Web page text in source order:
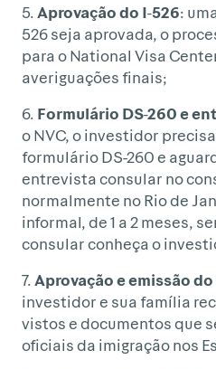
5. Aprovação do I-526:
526 seja aprovada, o
para o National Visa
averiguações finais;
6. Formulário DS-260 e
o NVC, o investidor
formulário DS-260 e
entrevista consular no
normalmente no Rio de
informal, de 1 a 2 meses,
consular conheça o
7. Aprovação e emissão
investidor e sua família
vistos e documentos que
oficiais da imigração nos